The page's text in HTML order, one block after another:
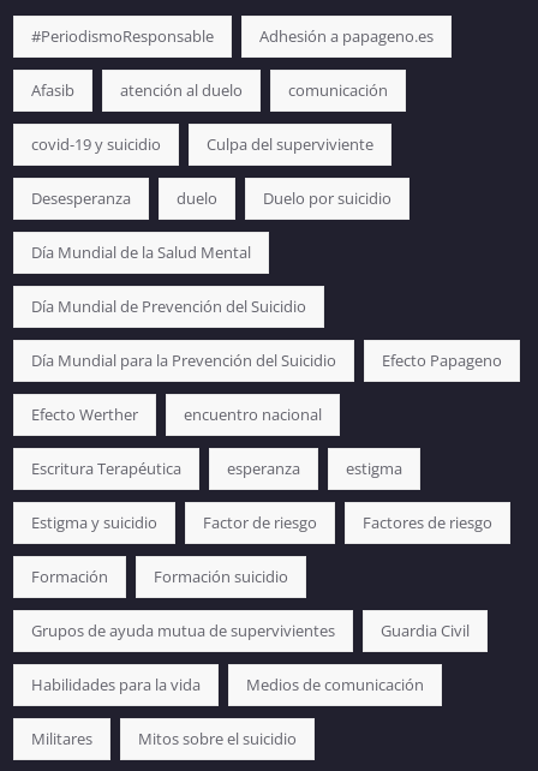
#PeriodismoResponsable Adhesión a papageno.es
Afasib atención al duelo comunicación
covid-19 y suicidio Culpa del superviviente
Desesperanza duelo Duelo por suicidio
Día Mundial de la Salud Mental
Día Mundial de Prevención del Suicidio
Día Mundial para la Prevención del Suicidio Efecto Papageno
Efecto Werther encuentro nacional
Escritura Terapéutica esperanza estigma
Estigma y suicidio Factor de riesgo Factores de riesgo
Formación Formación suicidio
Grupos de ayuda mutua de supervivientes Guardia Civil
Habilidades para la vida Medios de comunicación
Militares Mitos sobre el suicidio